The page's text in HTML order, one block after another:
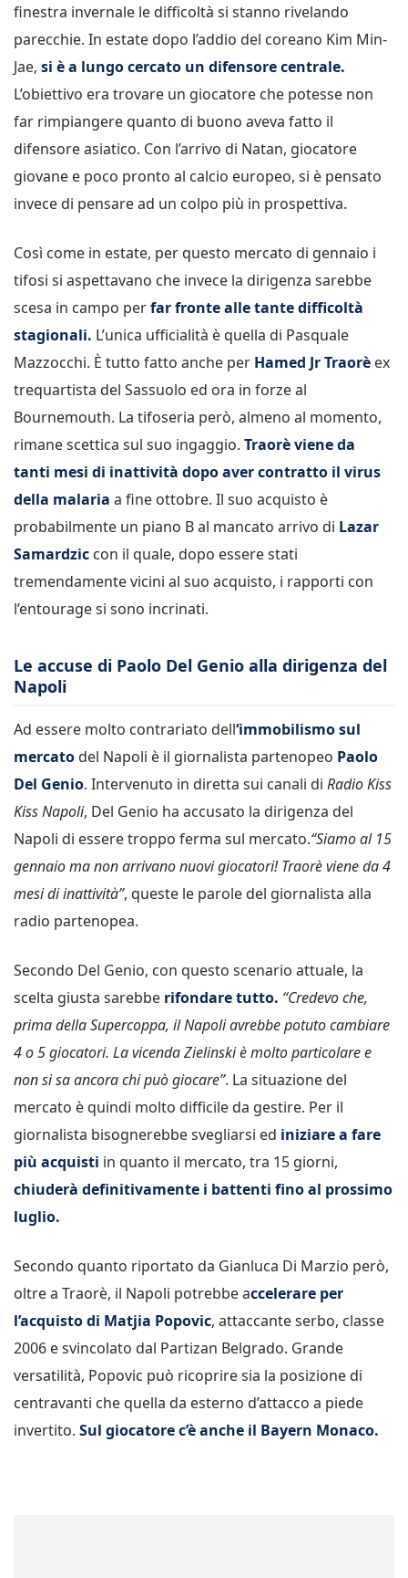
finestra invernale le difficoltà si stanno rivelando
parecchie. In estate dopo l’addio del coreano Kim Min-
Jae, si è a lungo cercato un difensore centrale.
L’obiettivo era trovare un giocatore che potesse non
far rimpiangere quanto di buono aveva fatto il
difensore asiatico. Con l’arrivo di Natan, giocatore
giovane e poco pronto al calcio europeo, si è pensato
invece di pensare ad un colpo più in prospettiva.
Così come in estate, per questo mercato di gennaio i
tifosi si aspettavano che invece la dirigenza sarebbe
scesa in campo perfar fronte alle tante difficoltà
stagionali. L’unica ufficialità è quella di Pasquale
Mazzocchi. È tutto fatto anche per Hamed Jr Traorè ex
trequartista del Sassuolo ed ora in forze al
Bournemouth. La tifoseria però, almeno al momento,
rimane scettica sul suo ingaggio. Traorè viene da
tanti mesi di inattività dopo aver contratto il virus
della malaria a fine ottobre. Il suo acquisto è
probabilmente un piano B al mancato arrivo di Lazar
Samardzic con il quale, dopo essere stati
tremendamente vicini al suo acquisto, i rapporti con
l’entourage si sono incrinati.
Le accuse di Paolo Del Genio alla dirigenza del
Napoli
Ad essere molto contrariato dell‘immobilismo sul
mercato del Napoli è il giornalista partenopeo Paolo
Del Genio. Intervenuto in diretta sui canali di Radio Kiss
Kiss Napoli, Del Genio ha accusato la dirigenza del
Napoli di essere troppo ferma sul mercato.“Siamo al 15
gennaio ma non arrivano nuovi giocatori! Traorè viene da 4
mesi di inattività”, queste le parole del giornalista alla
radio partenopea.
Secondo Del Genio, con questo scenario attuale, la
scelta giusta sarebbe rifondare tutto. “Credevo che,
prima della Supercoppa, il Napoli avrebbe potuto cambiare
4 o 5 giocatori. La vicenda Zielinski è molto particolare e
non si sa ancora chi può giocare”. La situazione del
mercato è quindi molto difficile da gestire. Per il
giornalista bisognerebbe svegliarsi ed iniziare a fare
più acquisti in quanto il mercato, tra 15 giorni,
chiuderà definitivamente i battenti fino al prossimo
luglio.
Secondo quanto riportato da Gianluca Di Marzio però,
oltre a Traorè, il Napoli potrebbe accelerare per
l’acquisto di Matjia Popovic, attaccante serbo, classe
2006 e svincolato dal Partizan Belgrado. Grande
versatilità, Popovic può ricoprire sia la posizione di
centravanti che quella da esterno d’attacco a piede
invertito. Sul giocatore c’è anche il Bayern Monaco.